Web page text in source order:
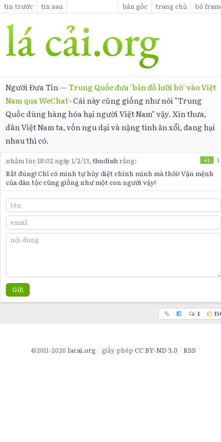
tin trước tin sau bản gốc trang chủ bỏ
Người Đưa Tin—Trung Quốc đưa 'bản đồ lưỡi bò' vào Việt
Nam qua WeChat· Cái này cũng giống như nói "Trung
Quốc dùng hàng hóa hại người Việt Nam" vậy. Xin thưa,
dân Việt Nam ta, vốn ngu dại và nặng tính ăn xổi, đang hại
nhau thì có.
nhằm lúc 18:02 ngày 1/2/13,thudinhrằng: +1 1
Rất đúng! Chỉ có mình tự hủy diệt chính mình mà thôi! Vận mệnh
của dân tộc cũng giống như một con người vậy!
Gửi
1
©2011-2026 lacai.org giấy phép CC BY-ND 3.0 RSS